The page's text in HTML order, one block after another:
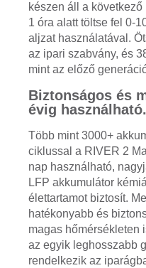
készen áll a
1 óra alatt töltse fel 0-
aljzat használatával.
az ipari szabvány, és
mint az előző
Biztonságos és
évig használható.
Több mint 3000+
ciklussal a RIVER 2
nap használható,
LFP akkumulátor
élettartamot biztosít.
hatékonyabb és
magas hőmérsékleten
az egyik leghosszabb
rendelkezik az